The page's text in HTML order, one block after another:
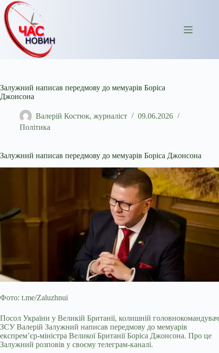
Перейти
до
вмісту
Залужний написав передмову до мемуарів Боріса
Джонсона
Валерій Костюк, журналіст
09.06.2026
Політика
Залужний написав передмову до мемуарів Боріса Джонсона
Фото: t.me/Zaluzhnui
Посол України у Великій Британії, колишній головнокомандувач
ЗСУ Валерій Залужний написав передмову до мемуарів
експрем’єр-міністра Великої Британії Боріса Джонсона. Про це
Залужний розповів у своєму телеграм-каналі.